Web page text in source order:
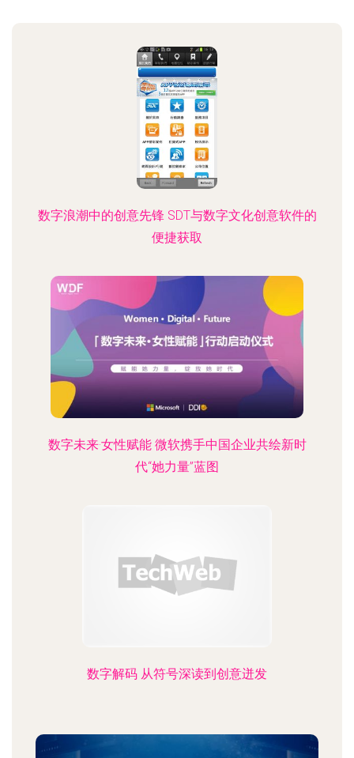
数字浪潮中的创意先锋 SDT与数字文化创意软件的
便捷获取
数字未来·女性赋能 微软携手中国企业共绘新时
代“她力量”蓝图
数字解码 从符号深读到创意迸发